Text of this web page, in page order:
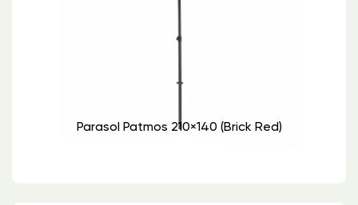
Parasol Patmos 210×140 (brick Red)